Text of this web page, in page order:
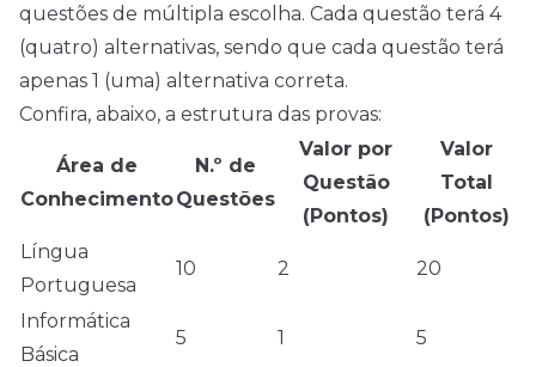
questões de múltipla escolha. Cada questão terá 4
(quatro) alternativas, sendo que cada questão terá
apenas 1 (uma) alternativa correta.
Confira, abaixo, a estrutura das provas:
Área de
Conhecimento
N.º de
Questões
Valor por
Questão
(Pontos)
Valor
Total
(Pontos)
Língua
Portuguesa
10 2 20
Informática
Básica
5 1 5